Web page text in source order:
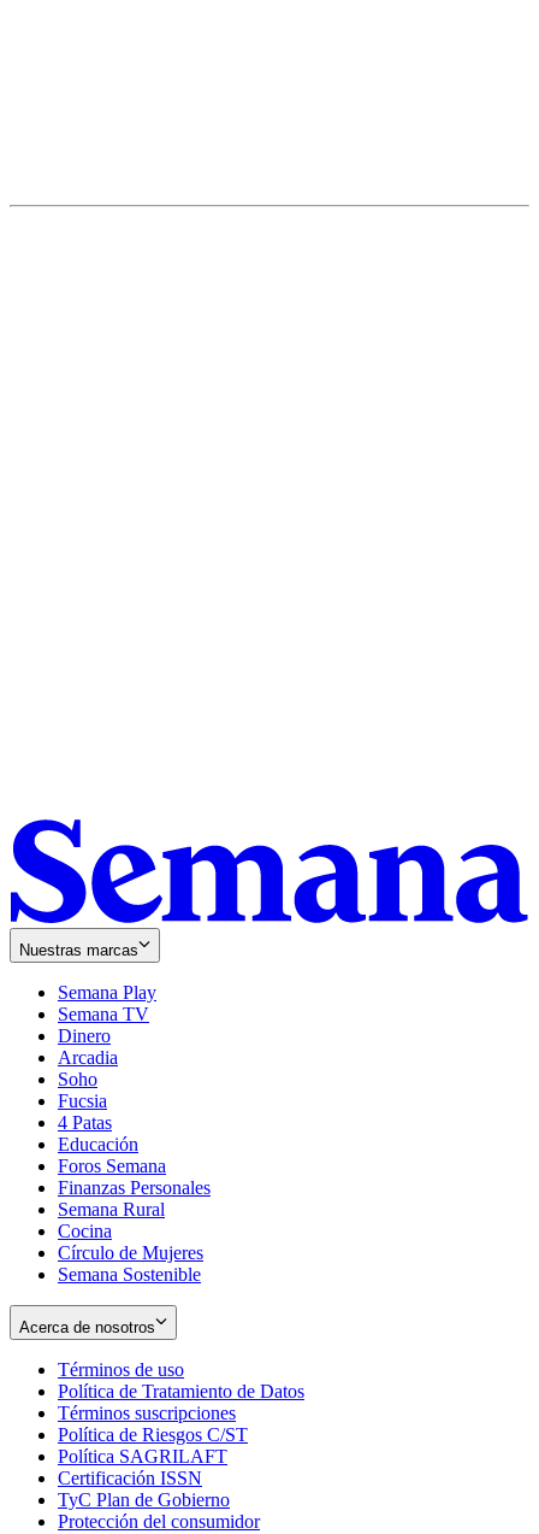
Nuestras marcas
Semana Play
Semana TV
Dinero
Arcadia
Soho
in
new
window
Fucsia
in
new
window
4 Patas
Educación
Foros Semana
Finanzas Personales
Semana Rural
Cocina
Círculo de Mujeres
Semana Sostenible
Acerca de nosotros
Términos de uso
in
new
window
Política de Tratamiento de Datos
Términos suscripciones
in
Política de Riesgos C/ST
Política SAGRILAFT
new
window
Certificación ISSN
in
new
TyC Plan de Gobierno
in
Protección del consumidorOpens